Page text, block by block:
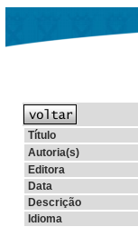
Título
Autoria(s)
Editora
Data
Descrição
Idioma